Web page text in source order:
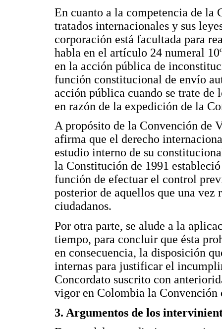
En cuanto a la competencia de la
tratados internacionales y sus
corporación está facultada para
habla en el artículo 24 numeral
en la acción pública de
función constitucional de envío
acción pública cuando se trate de
en razón de la expedición de la
A propósito de la Convención de
afirma que el derecho
estudio interno de su
la Constitución de 1991
función de efectuar el control
posterior de aquellos que una vez
ciudadanos.
Por otra parte, se alude a la
tiempo, para concluir que ésta
en consecuencia, la disposición
internas para justificar el
Concordato suscrito con
vigor en Colombia la Convención
3. Argumentos de los